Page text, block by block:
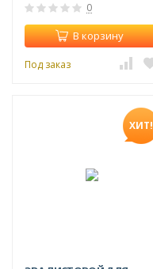
0
В корзину
Под заказ
ХИТ!